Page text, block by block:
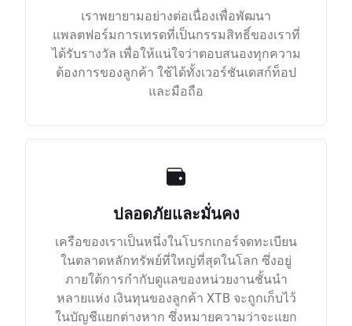
เราพยายามอย่างต่อเนื่องเพื่อพัฒนา
แพลตฟอร์มการเทรดที่เป็นกรรมสิทธิ์ของเราที่
ได้รับรางวัล เพื่อให้แน่ใจว่าตอบสนองทุกความ
ต้องการของลูกค้า ใช้ได้ทั้งเวอร์ชันเดสก์ท็อป
และมือถือ
ปลอดภัยและมั่นคง
เครือของเราเป็นหนึ่งในโบรกเกอร์จดทะเบียน
ในตลาดหลักทรัพย์ที่ใหญ่ที่สุดในโลก ซึ่งอยู่
ภายใต้การกำกับดูแลของหน่วยงานชั้นนำ
หลายแห่ง เงินทุนของลูกค้า XTB จะถูกเก็บไว้
ในบัญชีแยกต่างหาก ซึ่งหมายความว่าจะแยก